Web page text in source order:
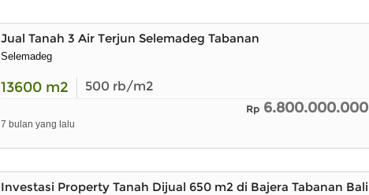
Jual Tanah 3 Air Terjun Selemadeg Tabanan
Selemadeg
13600 m2 500 rb/m2
Rp 6.800.000.000
7 bulan yang lalu
Investasi Property Tanah Dijual 650 m2 di Bajera Tabanan Bali